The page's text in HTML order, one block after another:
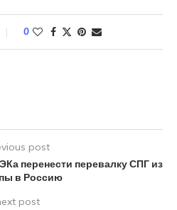
0
post
перенести перевалку СПГ из
в Россию
post